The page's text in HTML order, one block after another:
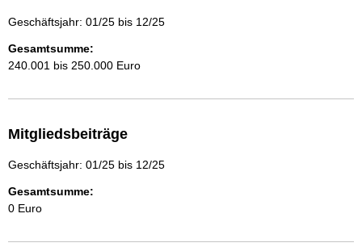
Geschäftsjahr: 01/25 bis 12/25
Gesamtsumme:
240.001 bis 250.000 Euro
Mitgliedsbeiträge
Geschäftsjahr: 01/25 bis 12/25
Gesamtsumme:
0 Euro